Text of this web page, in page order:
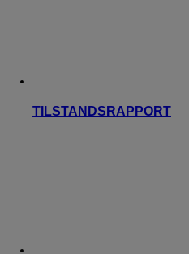
TILSTANDSRAPPORT